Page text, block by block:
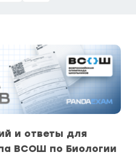
и ответы для
ВСОШ по Биологии